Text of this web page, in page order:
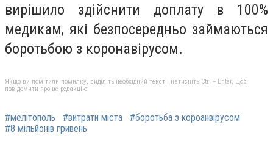
вирішило здійснити доплату в 100%
медикам, які безпосередньо займаються
боротьбою з коронавірусом.
Якщо ви помітили помилку, виділіть необхідний текст і натисніть Ctrl + Enter, щоб
повідомити про це редакцію
#мелітополь #витрати міста
#боротьба з короанвірусом
#8 мільйонів гривень